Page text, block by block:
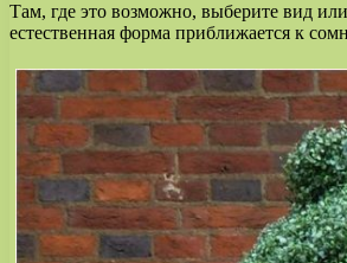
Там, где это возможно, выберите вид
естественная форма приближается к